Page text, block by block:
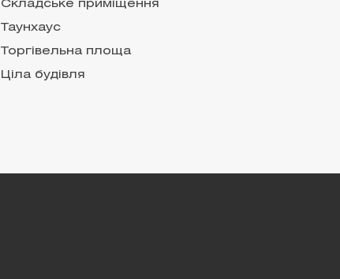
Складське приміщення
Таунхаус
Торгівельна площа
Ціла будівля